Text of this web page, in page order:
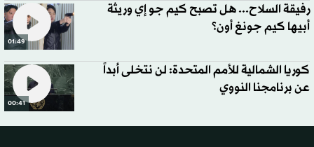
01:49
رفيقة السلاح... هل تصبح كيم جو إي وريثة
أبيها كيم جونغ أون؟
00:41
كوريا الشمالية للأمم المتحدة: لن نتخلى أبداً
عن برنامجنا النووي